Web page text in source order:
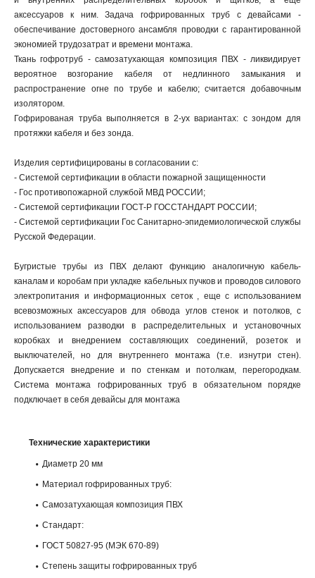
аксессуаров к ним. Задача гофрированных труб с девайсами -
обеспечивание достоверного ансамбля проводки с гарантированной
экономией трудозатрат и времени монтажа.
Ткань гофротруб - самозатухающая композиция ПВХ - ликвидирует
вероятное возгорание кабеля от недлинного замыкания и
распространение огне по трубе и кабелю; считается добавочным
изолятором.
Гофрированая труба выполняется в 2-ух вариантах: с зондом для
протяжки кабеля и без зонда.
Изделия сертифицированы в согласовании с:
- Системой сертификации в области пожарной защищенности
- Гос противопожарной службой МВД РОССИИ;
- Системой сертификации ГОСТ-Р ГОССТАНДАРТ РОССИИ;
- Системой сертификации Гос Санитарно-эпидемиологической службы
Русской Федерации.
Бугристые трубы из ПВХ делают функцию аналогичную кабель-
каналам и коробам при укладке кабельных пучков и проводов силового
электропитания и информационных сеток , еще с использованием
всевозможных аксессуаров для обвода углов стенок и потолков, с
использованием разводки в распределительных и установочных
коробках и внедрением составляющих соединений, розеток и
выключателей, но для внутреннего монтажа (т.е. изнутри стен).
Допускается внедрение и по стенкам и потолкам, перегородкам.
Система монтажа гофрированных труб в обязательном порядке
подключает в себя девайсы для монтажа
Технические характеристики
Диаметр 20 мм
Материал гофрированных труб:
Самозатухающая композиция ПВХ
Стандарт:
ГОСТ 50827-95 (МЭК 670-89)
Степень защиты гофрированных труб